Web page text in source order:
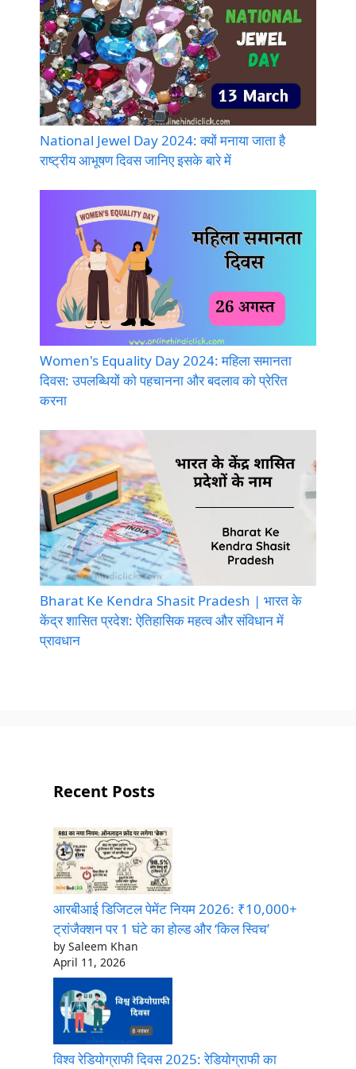
National Jewel Day 2024: क्यों मनाया जाता है
राष्ट्रीय आभूषण दिवस जानिए इसके बारे में
Women's Equality Day 2024: महिला समानता
दिवस: उपलब्धियों को पहचानना और बदलाव को प्रेरित
करना
Bharat Ke Kendra Shasit Pradesh | भारत के
केंद्र शासित प्रदेश: ऐतिहासिक महत्व और संविधान में
प्रावधान
Recent Posts
आरबीआई डिजिटल पेमेंट नियम 2026: ₹10,000+
ट्रांजैक्शन पर 1 घंटे का होल्ड और ‘किल स्विच’
by Saleem Khan
April 11, 2026
विश्व रेडियोग्राफी दिवस 2025: रेडियोग्राफी का